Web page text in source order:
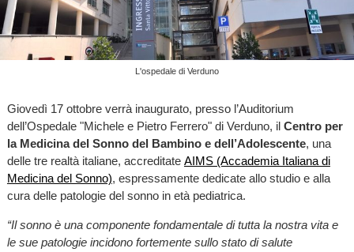
L'ospedale di Verduno
Giovedì 17 ottobre verrà inaugurato, presso l’Auditorium
dell’Ospedale "Michele e Pietro Ferrero" di Verduno, il Centro per
la Medicina del Sonno del Bambino e dell’Adolescente, una
delle tre realtà italiane, accreditate AIMS (Accademia Italiana di
Medicina del Sonno), espressamente dedicate allo studio e alla
cura delle patologie del sonno in età pediatrica.
“Il sonno è una componente fondamentale di tutta la nostra vita e
le sue patologie incidono fortemente sullo stato di salute